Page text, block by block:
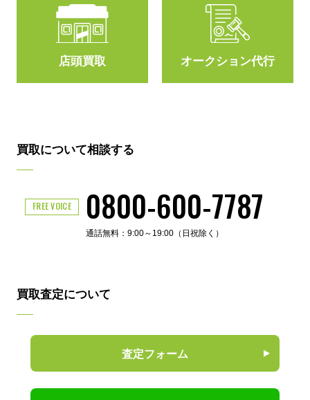
店頭買取 オークション代行
買取について相談する
FREE VOICE 0800-600-7787
通話無料：9:00～19:00（日祝除く）
買取査定について
査定フォーム